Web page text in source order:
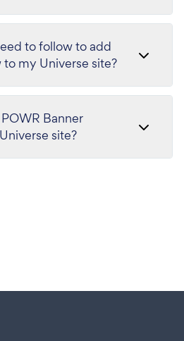
to follow to add
my Universe site?
Banner
site?